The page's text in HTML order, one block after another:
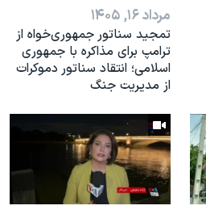
مرداد ۱۶, ۱۴۰۵
تمجید سناتور جمهوری‌خواه از
ترامپ برای مذاکره با جمهوری
اسلامی؛ انتقاد سناتور دموکرات
از مدیریت جنگ